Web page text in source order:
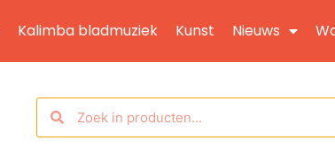
Kalimba bladmuziek Kunst Nieuws